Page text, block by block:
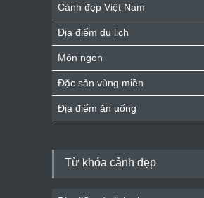
Cảnh đẹp Việt Nam
Địa điểm du lịch
Món ngon
Đặc sản vùng miền
Địa điểm ăn uống
Từ khóa cảnh đẹp